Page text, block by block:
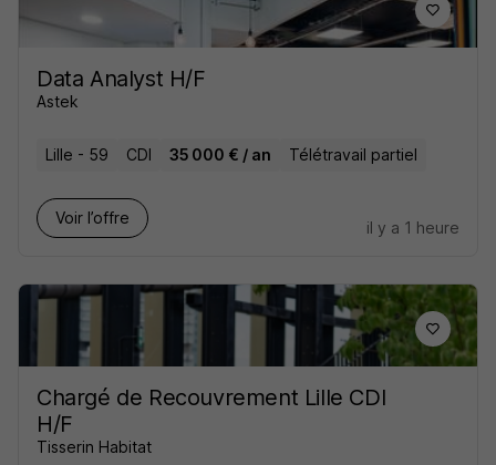
Data Analyst H/F
Astek
Lille - 59 CDI 35 000 € / an Télétravail partiel
Voir l’offre
il y a 1 heure
Chargé de Recouvrement Lille CDI
H/F
Tisserin Habitat